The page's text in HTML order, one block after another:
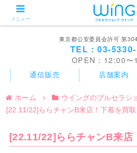
東京都公安委員会許可 第
TEL：03-
OPEN：12:00〜
通信販売 店舗案内
ホーム
ウイングのブルセラシ
[22.11/22]ららチャンB来店！下着を買取
[22.11/22]ららチャンB来店
メニュー